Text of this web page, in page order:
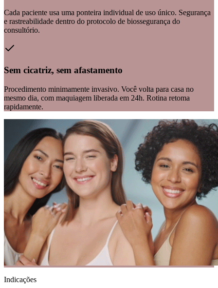
Cada paciente usa uma ponteira individual de uso único. Segurança
e rastreabilidade dentro do protocolo de biossegurança do
consultório.
Sem cicatriz, sem afastamento
Procedimento minimamente invasivo. Você volta para casa no
mesmo dia, com maquiagem liberada em 24h. Rotina retoma
rapidamente.
Indicações